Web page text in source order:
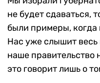
не будет сдаваться,
были примеры,
Нас уже слышит весь
наше правительство
это говорит лишь о